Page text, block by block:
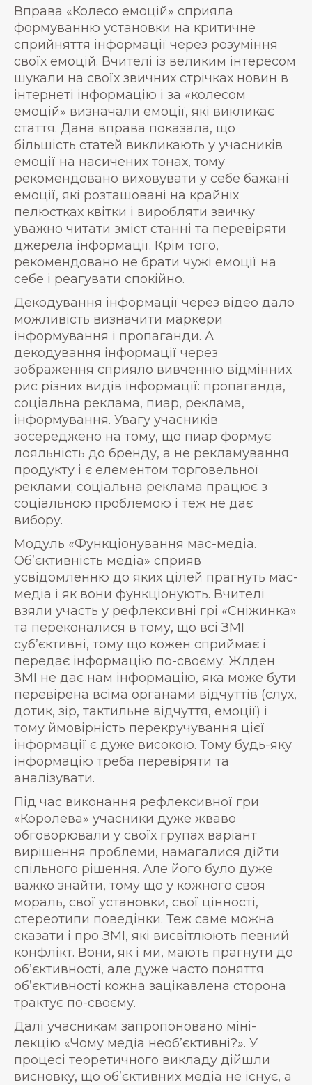
Вправа «Колесо емоцій» сприяла
формуванню установки на критичне
сприйняття інформації через розуміння
своїх емоцій. Вчителі із великим інтересом
шукали на своїх звичних стрічках новин в
інтернеті інформацію і за «колесом
емоцій» визначали емоції, які викликає
стаття. Дана вправа показала, що
більшість статей викликають у учасників
емоції на насичених тонах, тому
рекомендовано виховувати у себе бажані
емоції, які розташовані на крайніх
пелюстках квітки і виробляти звичку
уважно читати зміст станні та перевіряти
джерела інформації. Крім того,
рекомендовано не брати чужі емоції на
себе і реагувати спокійно.
Декодування інформації через відео дало
можливість визначити маркери
інформування і пропаганди. А
декодування інформації через
зображення сприяло вивченню відмінних
рис різних видів інформації: пропаганда,
соціальна реклама, пиар, реклама,
інформування. Увагу учасників
зосереджено на тому, що пиар формує
лояльність до бренду, а не рекламування
продукту і є елементом торговельної
реклами; соціальна реклама працює з
соціальною проблемою і теж не дає
вибору.
Модуль «Функціонування мас-медіа.
Об’єктивність медіа» сприяв
усвідомленню до яких цілей прагнуть мас-
медіа і як вони функціонують. Вчителі
взяли участь у рефлексивні грі «Сніжинка»
та переконалися в тому, що всі ЗМІ
суб’єктивні, тому що кожен сприймає і
передає інформацію по-своєму. Жлден
ЗМІ не дає нам інформацію, яка може бути
перевірена всіма органами відчуттів (слух,
дотик, зір, тактильне відчуття, емоції) і
тому ймовірність перекручування цієї
інформації є дуже високою. Тому будь-яку
інформацію треба перевіряти та
аналізувати.
Під час виконання рефлексивної гри
«Королева» учасники дуже жваво
обговорювали у своїх групах варіант
вирішення проблеми, намагалися дійти
спільного рішення. Але його було дуже
важко знайти, тому що у кожного своя
мораль, свої установки, свої цінності,
стереотипи поведінки. Теж саме можна
сказати і про ЗМІ, які висвітлюють певний
конфлікт. Вони, як і ми, мають прагнути до
об’єктивності, але дуже часто поняття
об’єктивності кожна зацікавлена сторона
трактує по-своєму.
Далі учасникам запропоновано міні-
лекцію «Чому медіа необ’єктивні?». У
процесі теоретичного викладу дійшли
висновку, що об’єктивних медіа не існує, а